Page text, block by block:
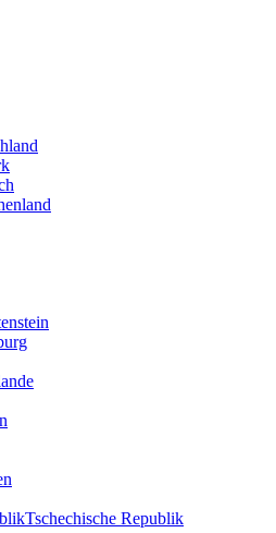
Tschechische Republik